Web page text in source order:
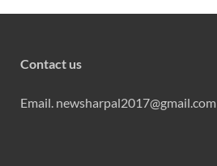
Contact us
Email. newsharpal2017@gmail.com